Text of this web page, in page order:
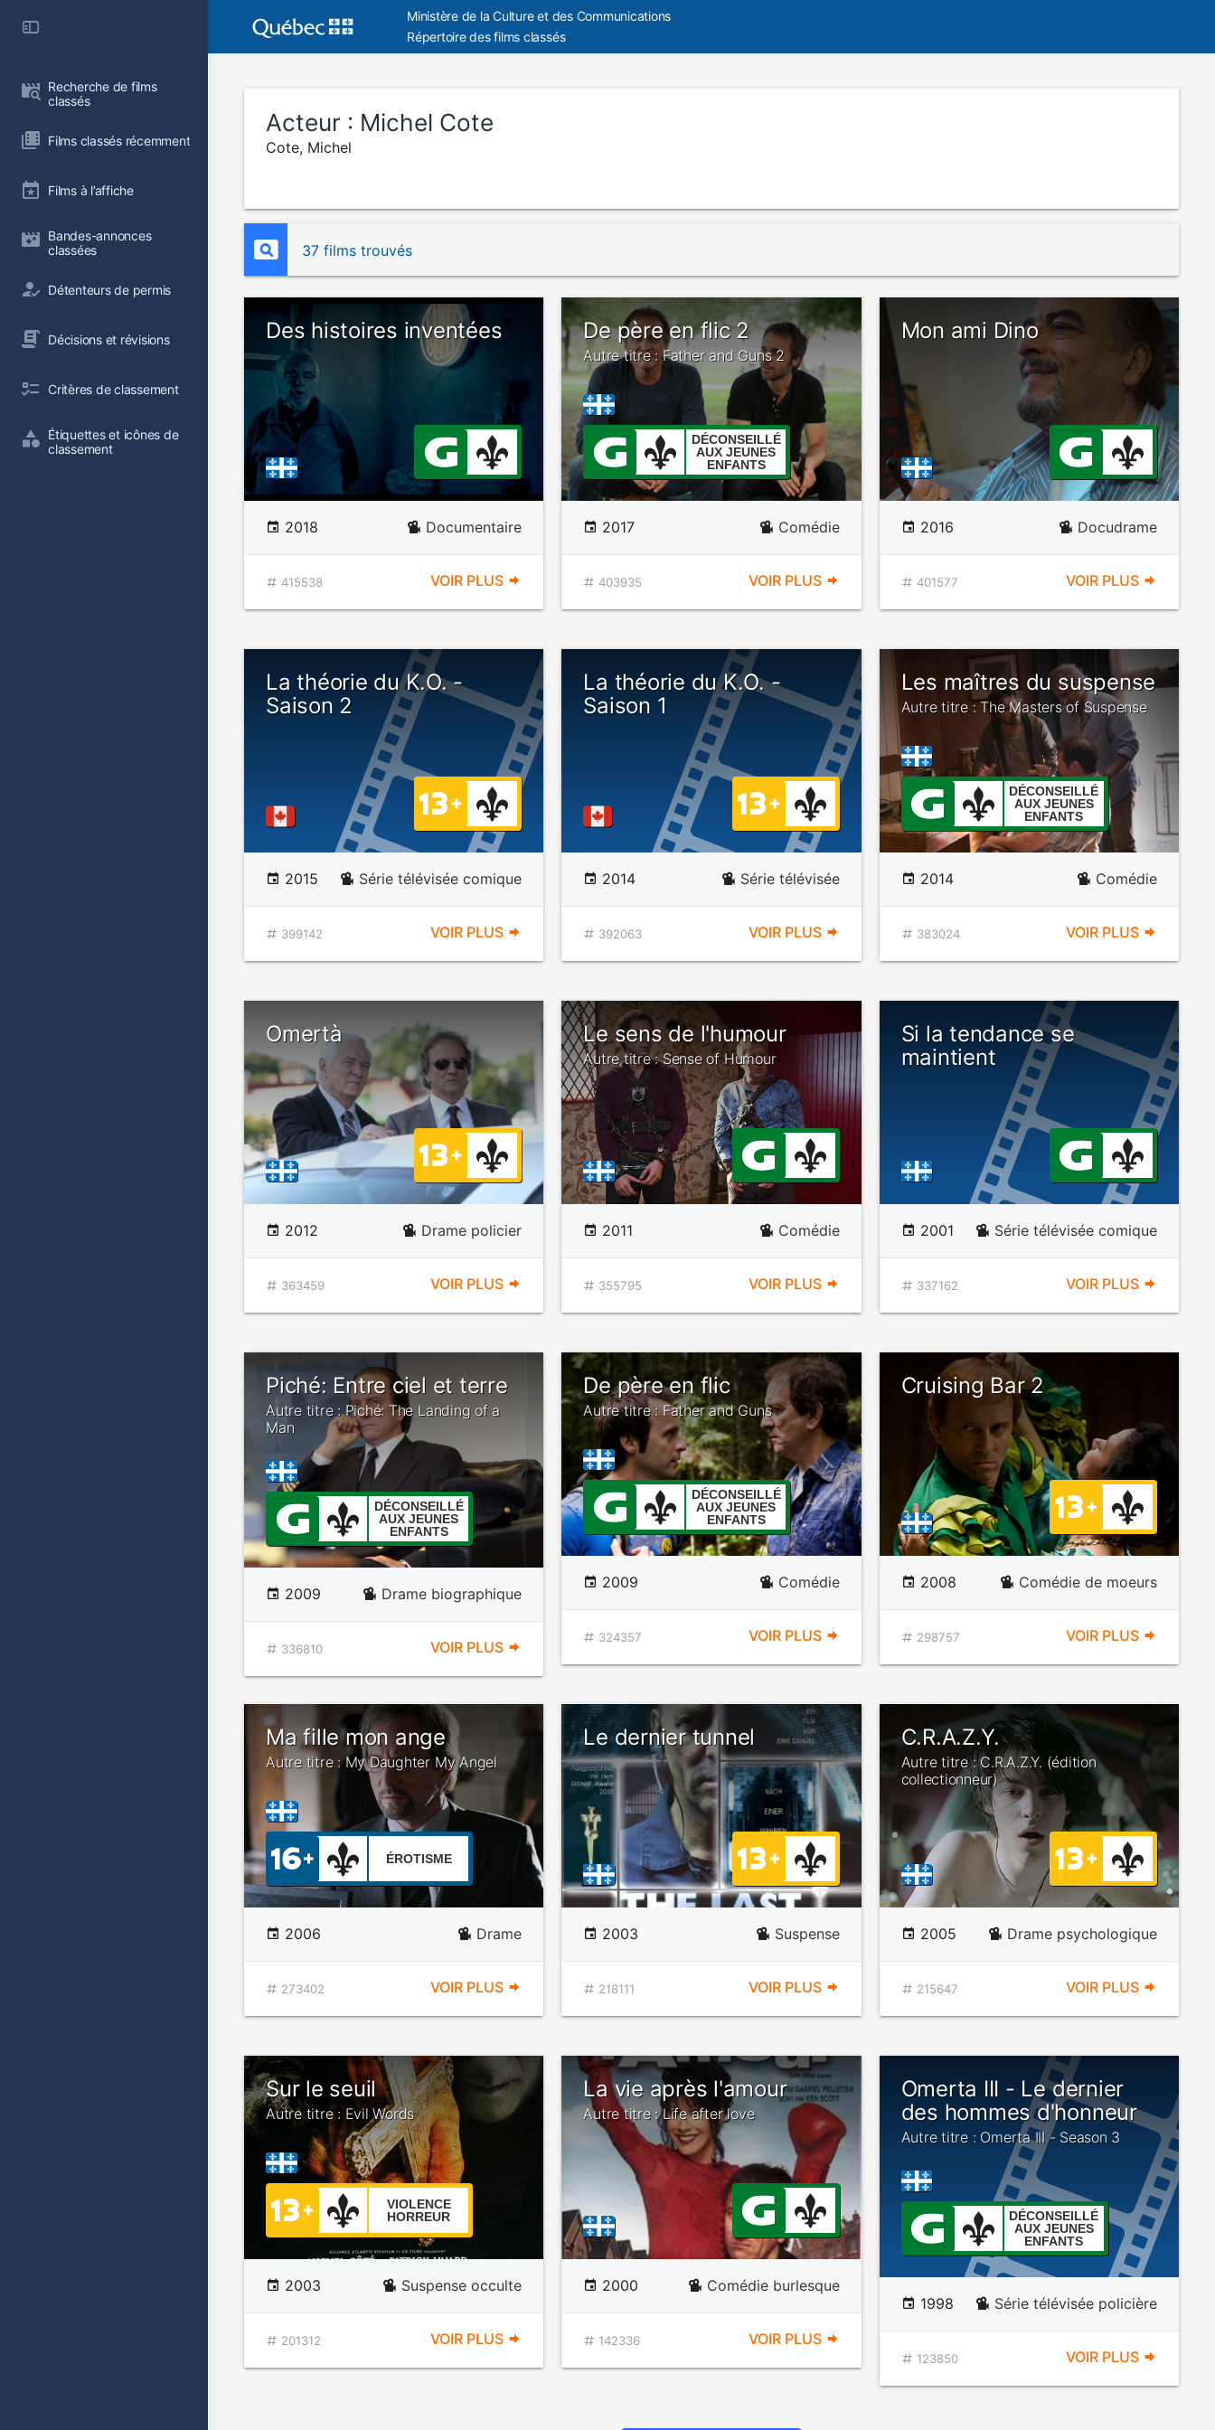
Recherche de films
classés
Films classés récemment
Films à l’affiche
Bandes-annonces
classées
Détenteurs de permis
Décisions et révisions
Critères de classement
Étiquettes et icônes de
classement
Ministère de la Culture et des Communications
Répertoire des films classés
Acteur : Michel Cote
Cote, Michel
37 films trouvés
Des histoires inventées
2018 Documentaire
415538 VOIR PLUS
De père en flic 2
Autre titre : Father and Guns 2
DÉCONSEILLÉ
AUX JEUNES
ENFANTS
2017 Comédie
403935 VOIR PLUS
Mon ami Dino
2016 Docudrame
401577 VOIR PLUS
La théorie du K.O. -
Saison 2
2015 Série télévisée comique
399142 VOIR PLUS
La théorie du K.O. -
Saison 1
2014 Série télévisée
392063 VOIR PLUS
Les maîtres du suspense
Autre titre : The Masters of Suspense
DÉCONSEILLÉ
AUX JEUNES
ENFANTS
2014 Comédie
383024 VOIR PLUS
Omertà
2012 Drame policier
363459 VOIR PLUS
Le sens de l'humour
Autre titre : Sense of Humour
2011 Comédie
355795 VOIR PLUS
Si la tendance se
maintient
2001 Série télévisée comique
337162 VOIR PLUS
Piché: Entre ciel et terre
Autre titre : Piché: The Landing of a
Man
DÉCONSEILLÉ
AUX JEUNES
ENFANTS
2009 Drame biographique
336810 VOIR PLUS
De père en flic
Autre titre : Father and Guns
DÉCONSEILLÉ
AUX JEUNES
ENFANTS
2009 Comédie
324357 VOIR PLUS
Cruising Bar 2
2008 Comédie de moeurs
298757 VOIR PLUS
Ma fille mon ange
Autre titre : My Daughter My Angel
ÉROTISME
2006 Drame
273402 VOIR PLUS
Le dernier tunnel
2003 Suspense
218111 VOIR PLUS
C.R.A.Z.Y.
Autre titre : C.R.A.Z.Y. (édition
collectionneur)
2005 Drame psychologique
215647 VOIR PLUS
Sur le seuil
Autre titre : Evil Words
VIOLENCE
HORREUR
2003 Suspense occulte
201312 VOIR PLUS
La vie après l'amour
Autre titre : Life after love
2000 Comédie burlesque
142336 VOIR PLUS
Omerta III - Le dernier
des hommes d'honneur
Autre titre : Omerta III - Season 3
DÉCONSEILLÉ
AUX JEUNES
ENFANTS
1998 Série télévisée policière
123850 VOIR PLUS